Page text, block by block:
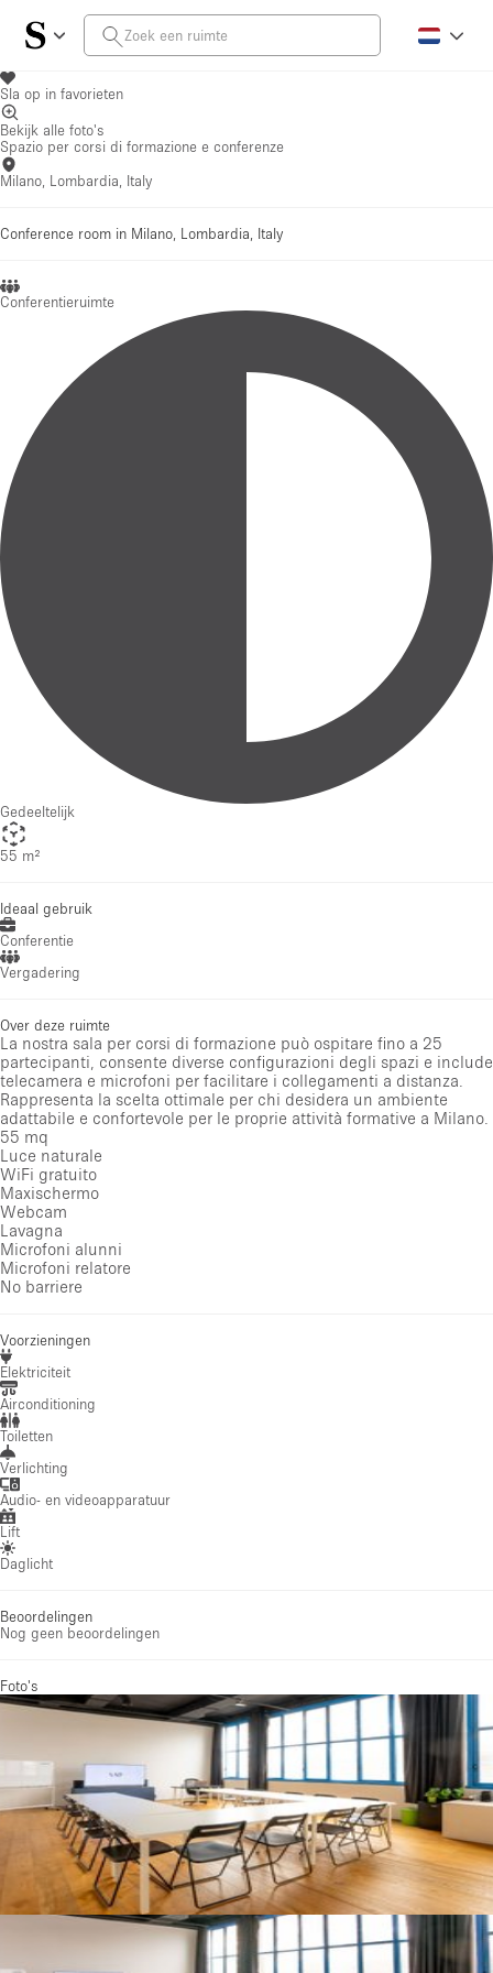
Sla op in favorieten
Bekijk alle foto's
Spazio per corsi di formazione e conferenze
Milano, Lombardia, Italy
Conference room in Milano, Lombardia, Italy
Conferentieruimte
Gedeeltelijk
55 m²
Ideaal gebruik
Conferentie
Vergadering
Over deze ruimte
La nostra sala per corsi di formazione può ospitare fino a 25
partecipanti, consente diverse configurazioni degli spazi e include
telecamera e microfoni per facilitare i collegamenti a distanza.
Rappresenta la scelta ottimale per chi desidera un ambiente
adattabile e confortevole per le proprie attività formative a Milano.
55 mq
Luce naturale
WiFi gratuito
Maxischermo
Webcam
Lavagna
Microfoni alunni
Microfoni relatore
No barriere
Voorzieningen
Elektriciteit
Airconditioning
Toiletten
Verlichting
Audio- en videoapparatuur
Lift
Daglicht
Beoordelingen
Nog geen beoordelingen
Foto's